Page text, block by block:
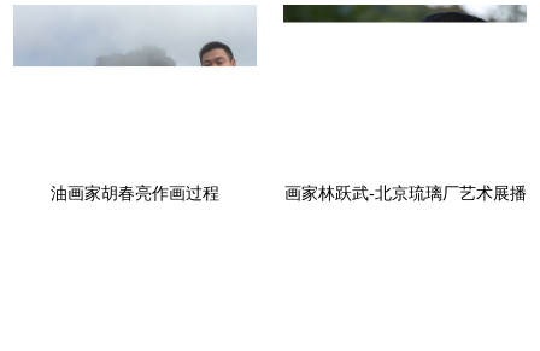
油画家胡春亮作画过程 画家林跃武-北京琉璃厂艺术展播